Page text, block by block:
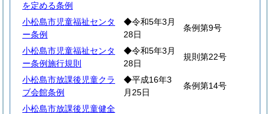
を定める条例
小松島市児童福祉センタ
ー条例
◆令和5年3月
28日
条例第9号
小松島市児童福祉センタ
ー条例施行規則
◆令和5年3月
28日
規則第22号
小松島市放課後児童クラ
ブ会館条例
◆平成16年3
月25日
条例第14号
小松島市放課後児童健全